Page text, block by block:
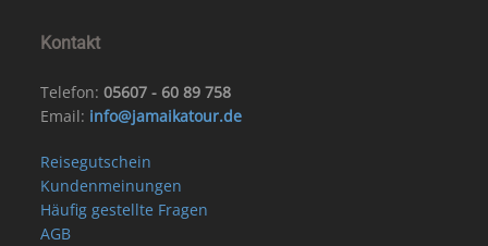
Kontakt
Telefon:05607 - 60 89 758
Email: info@jamaikatour.de
Reisegutschein
Kundenmeinungen
Häufig gestellte Fragen
AGB